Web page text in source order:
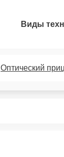
Виды
Оптический